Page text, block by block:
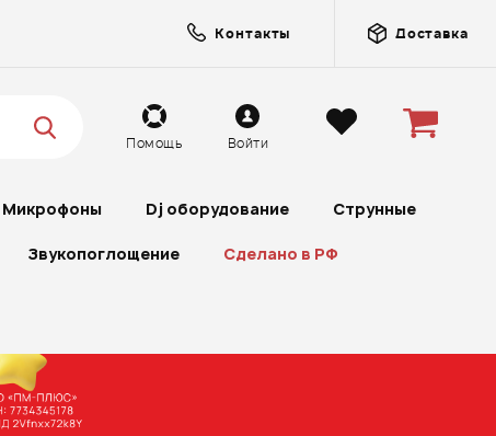
Контакты Доставка
Помощь Войти
Микрофоны Dj оборудование Струнные
Звукопоглощение Сделано в РФ